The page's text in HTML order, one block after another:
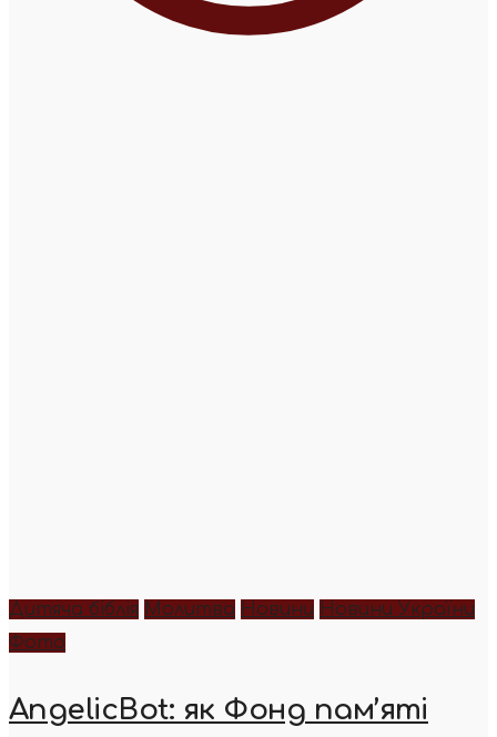
Дитяча біблія Молитва Новини Новини України
Фото
AngelicBot: як Фонд пам’яті